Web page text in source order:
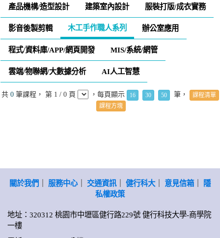
產品機構/造型設計 建築室內設計 服裝打版/成衣實務
影音後製剪輯 木工手作職人系列 辦公室應用
程式/資料庫/APP/網頁開發 MIS/系統/網管
雲端/物聯網/大數據分析 AI人工智慧
共 0筆課程， 第 1 / 0 頁 ，每頁顯示 16 30 50 筆，
課程清單
課程方塊
關於我們 服務中心｜ 交通資訊｜ 健行科大｜ 意見信箱｜
隱
私權政策
地址：320312 桃園市中壢區健行路229號 健行科技大學-商學院
一樓